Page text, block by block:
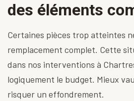
des éléments
Certaines pièces trop atteintes
remplacement complet. Cette
dans nos interventions à
logiquement le budget. Mieux
risquer un effondrement.